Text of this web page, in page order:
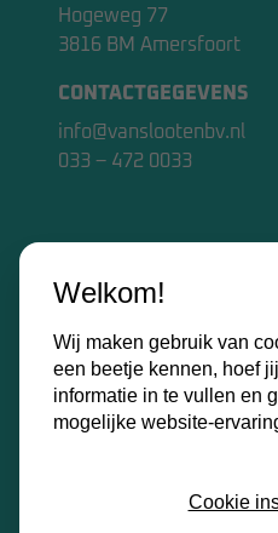
Hogeweg 77
3816 BM Amersfoort
CONTACTGEGEVENS
info@vanslootenbv.nl
033 – 472 0033
Home
Over ons
Kennisbank
Contact
Welkom!
Wij maken gebruik van
een beetje kennen, hoef
informatie in te vullen en
mogelijke website-
Cookie